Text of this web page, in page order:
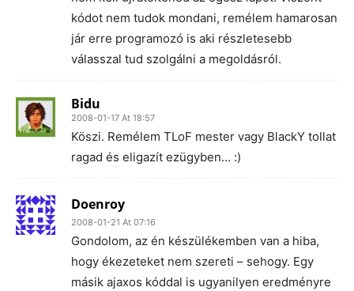
kódot nem tudok mondani, remélem hamarosan
jár erre programozó is aki részletesebb
válasszal tud szolgálni a megoldásról.
Bidu
2008-01-17 At 18:57
Köszi. Remélem TLoF mester vagy BlackY tollat
ragad és eligazít ezügyben… :)
Doenroy
2008-01-21 At 07:16
Gondolom, az én készülékemben van a hiba,
hogy ékezeteket nem szereti – sehogy. Egy
másik ajaxos kóddal is ugyanilyen eredményre